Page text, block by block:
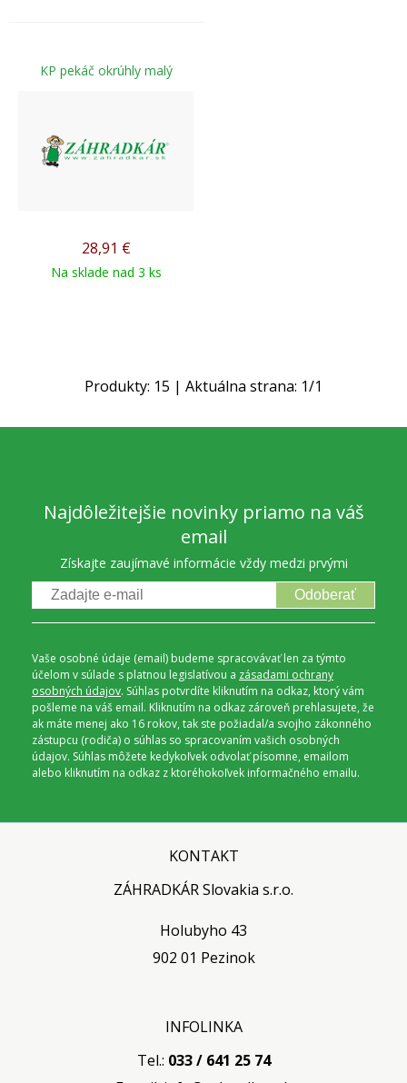
KP pekáč okrúhly malý
28,91 €
Na sklade nad 3 ks
Produkty: 15 | Aktuálna strana: 1/1
Najdôležitejšie novinky priamo na váš
email
Získajte zaujímavé informácie vždy medzi prvými
Odoberať
Vaše osobné údaje (email) budeme spracovávať len za týmto
účelom v súlade s platnou legislatívou a zásadami ochrany
osobných údajov. Súhlas potvrdíte kliknutím na odkaz, ktorý vám
pošleme na váš email. Kliknutím na odkaz zároveň prehlasujete, že
ak máte menej ako 16 rokov, tak ste požiadal/a svojho zákonného
zástupcu (rodiča) o súhlas so spracovaním vašich osobných
údajov. Súhlas môžete kedykoľvek odvolať písomne, emailom
alebo kliknutím na odkaz z ktoréhokoľvek informačného emailu.
KONTAKT
ZÁHRADKÁR Slovakia s.r.o.
Holubyho 43
902 01 Pezinok
INFOLINKA
Tel.: 033 / 641 25 74